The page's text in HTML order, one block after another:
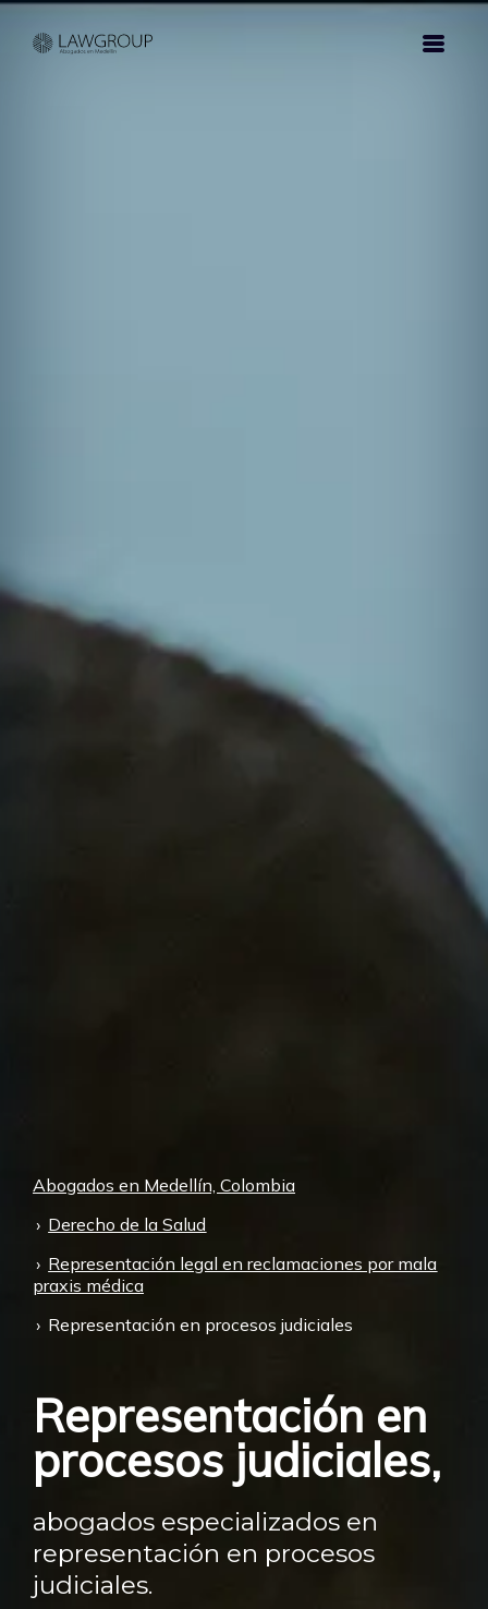
Abogados en Medellín, Colombia
Derecho de la Salud
Representación legal en reclamaciones por mala
praxis médica
Representación en procesos judiciales
Representación en
procesos judiciales,
abogados especializados en
representación en procesos
judiciales.